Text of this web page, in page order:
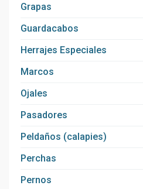
Grapas
Guardacabos
Herrajes Especiales
Marcos
Ojales
Pasadores
Peldaños (calapies)
Perchas
Pernos